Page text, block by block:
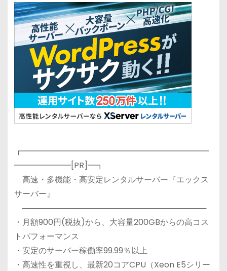
┏━━━━━━━━━━━━━━━━━━━━━━━
━━━━━━━[PR]━┓
高速・多機能・高安定レンタルサーバー『エックス
サーバー』
─────────────────────────────────
・月額900円(税抜)から、大容量200GBからの高コス
トパフォーマンス
・安定のサーバー稼働率99.99％以上
・高速性を重視し、最新20コアCPU（Xeon E5シリー